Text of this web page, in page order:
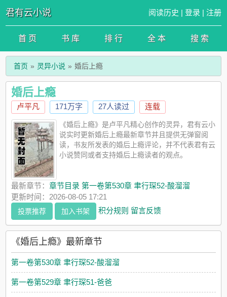
君有云小说 阅读历史 | 登录 | 注册
首 页 书 库 排 行 全 本 搜 索
首页 灵异小说 婚后上瘾
婚后上瘾
卢平凡 171万字 27人读过 连载
《婚后上瘾》是卢平凡精心创作的灵异，君有云小
说实时更新婚后上瘾最新章节并且提供无弹窗阅
读，书友所发表的婚后上瘾评论，并不代表君有云
小说赞同或者支持婚后上瘾读者的观点。
最新章节：章节目录 第一卷第530章 聿行琛52-酸溜溜
更新时间：2026-08-05 17:21
投票推荐 加入书架 积分规则 留言反馈
《婚后上瘾》最新章节
第一卷第530章 聿行琛52-酸溜溜
第一卷第529章 聿行琛51-爸爸